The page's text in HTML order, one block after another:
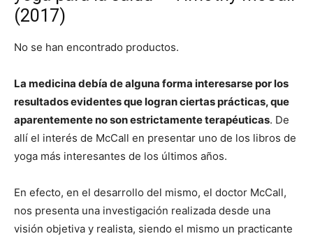
(2017)
No se han encontrado productos.
La medicina debía de alguna forma interesarse por los
resultados evidentes que logran ciertas prácticas, que
aparentemente no son estrictamente terapéuticas. De
allí el interés de McCall en presentar uno de los libros de
yoga más interesantes de los últimos años.
En efecto, en el desarrollo del mismo, el doctor McCall,
nos presenta una investigación realizada desde una
visión objetiva y realista, siendo el mismo un practicante